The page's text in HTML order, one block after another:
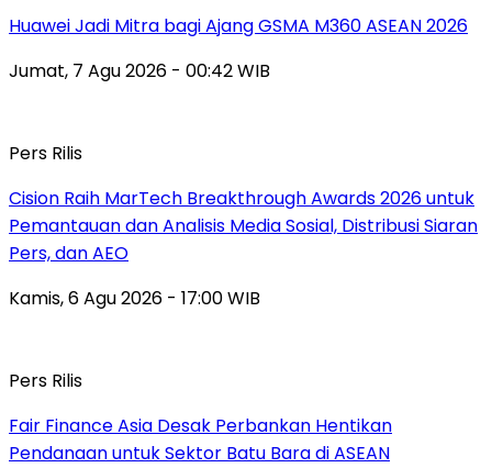
Huawei Jadi Mitra bagi Ajang GSMA M360 ASEAN 2026
Jumat, 7 Agu 2026 - 00:42 WIB
Pers Rilis
Cision Raih MarTech Breakthrough Awards 2026 untuk
Pemantauan dan Analisis Media Sosial, Distribusi Siaran
Pers, dan AEO
Kamis, 6 Agu 2026 - 17:00 WIB
Pers Rilis
Fair Finance Asia Desak Perbankan Hentikan
Pendanaan untuk Sektor Batu Bara di ASEAN